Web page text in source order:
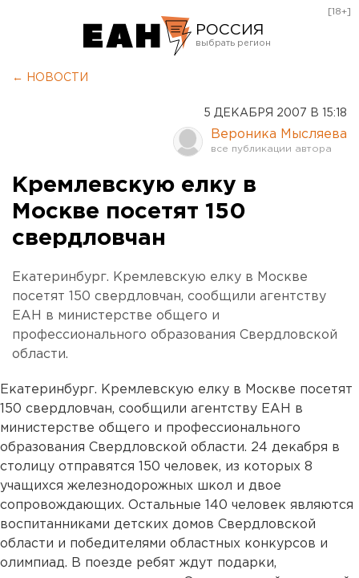
РОССИЯ
Оренбург
[18+]
← НОВОСТИ
5 ДЕКАБРЯ 2007 В 15:18
Вероника Мысляева
Кремлевскую елку в
Москве посетят 150
свердловчан
Екатеринбург. Кремлевскую елку в Москве
посетят 150 свердловчан, сообщили агентству
ЕАН в министерстве общего и
профессионального образования Свердловской
области.
Екатеринбург. Кремлевскую елку в Москве посетят
150 свердловчан, сообщили агентству ЕАН в
министерстве общего и профессионального
образования Свердловской области. 24 декабря в
столицу отправятся 150 человек, из которых 8
учащихся железнодорожных школ и двое
сопровождающих. Остальные 140 человек являются
воспитанниками детских домов Свердловской
области и победителями областных конкурсов и
олимпиад. В поезде ребят ждут подарки,